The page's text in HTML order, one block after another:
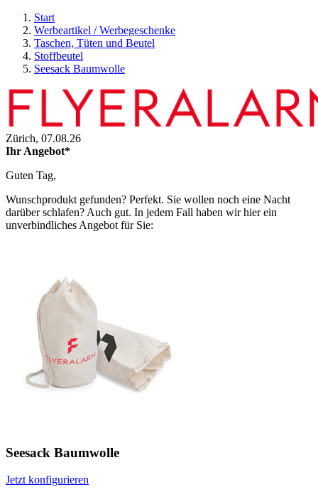
Start
Werbeartikel / Werbegeschenke
Taschen, Tüten und Beutel
Stoffbeutel
Seesack Baumwolle
Zürich, 07.08.26
Ihr Angebot*
Guten Tag,
Wunschprodukt gefunden? Perfekt. Sie wollen noch eine Nacht
darüber schlafen? Auch gut. In jedem Fall haben wir hier ein
unverbindliches Angebot für Sie:
Seesack Baumwolle
Jetzt konfigurieren